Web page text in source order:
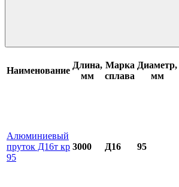
Наименование
Длина,
мм
Марка
сплава
Диаметр,
мм
Алюминиевый
пруток Д16т кр
95
3000 Д16 95